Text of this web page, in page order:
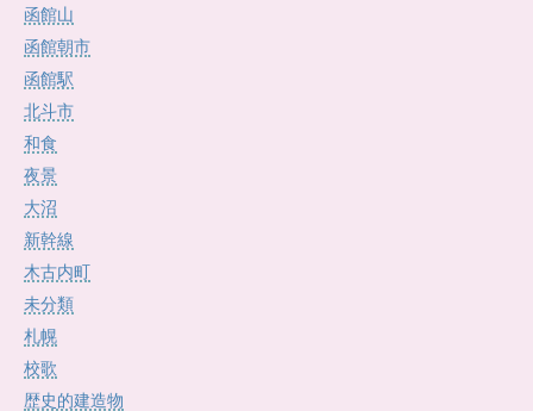
函館山
函館朝市
函館駅
北斗市
和食
夜景
大沼
新幹線
木古内町
未分類
札幌
校歌
歴史的建造物